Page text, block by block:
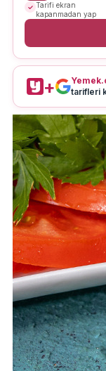
Tarifi ekran
kapanmadan yap
+
tarifleri